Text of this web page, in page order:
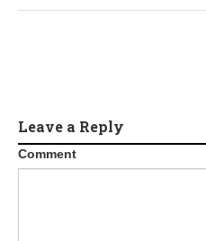
Leave a Reply
Comment